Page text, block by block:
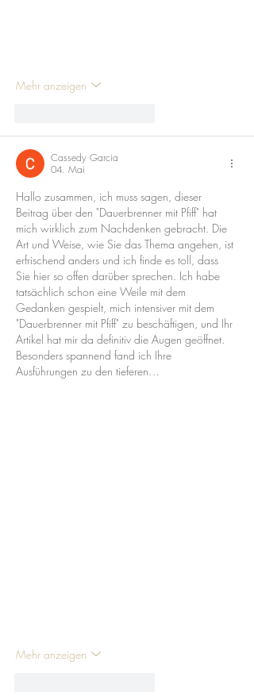
Mehr anzeigen
Cassedy Garcia
04. Mai
Hallo zusammen, ich muss sagen, dieser
Beitrag über den "Dauerbrenner mit Pfiff" hat
mich wirklich zum Nachdenken gebracht. Die
Art und Weise, wie Sie das Thema angehen, ist
erfrischend anders und ich finde es toll, dass
Sie hier so offen darüber sprechen. Ich habe
tatsächlich schon eine Weile mit dem
Gedanken gespielt, mich intensiver mit dem
"Dauerbrenner mit Pfiff" zu beschäftigen, und Ihr
Artikel hat mir da definitiv die Augen geöffnet.
Besonders spannend fand ich Ihre
Ausführungen zu den tieferen…
Mehr anzeigen